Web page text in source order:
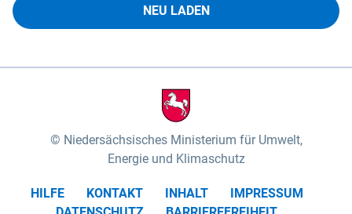
NEU LADEN
Niedersächsisches Ministerium für Umwelt,
Energie und Klimaschutz
HILFE KONTAKT INHALT
IMPRESSUM